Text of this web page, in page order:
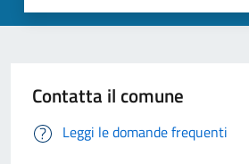
Contatta il comune
Leggi le domande frequenti